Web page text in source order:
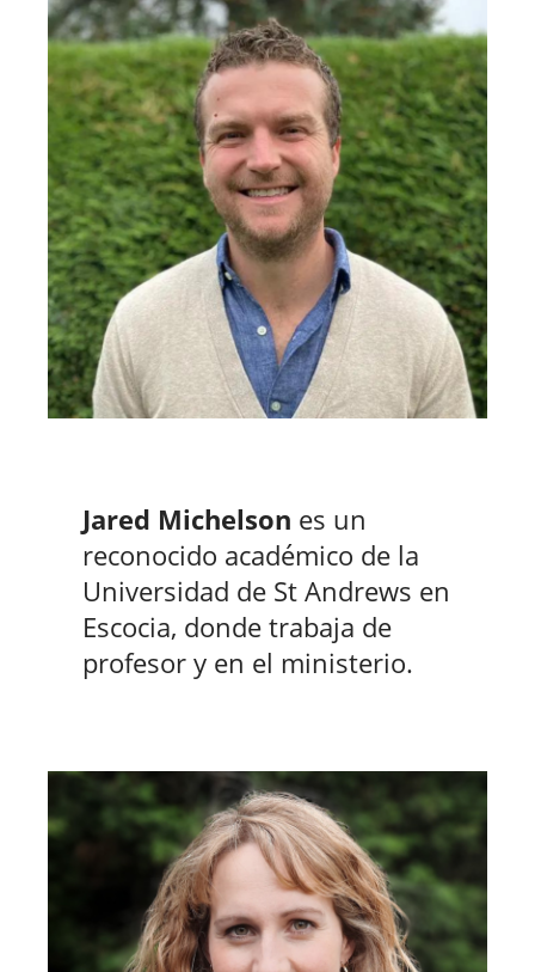
Jared Michelson es un
reconocido académico de la
Universidad de St Andrews en
Escocia, donde trabaja de
profesor y en el ministerio.